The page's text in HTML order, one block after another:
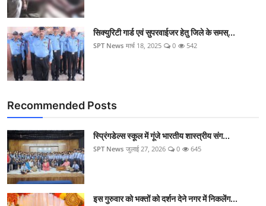
सिक्‍युरिटी गार्ड एवं सुपरवाईजर हेतु जिले के समस्...
SPT News मार्च 18, 2025 0 542
Recommended Posts
स्प्रिंगडेल्स स्कूल में गूंजे भारतीय शास्त्रीय संग...
SPT News जुलाई 27, 2026 0 645
इस गुरुवार को भक्तों को दर्शन देने नगर में निकलेंग...